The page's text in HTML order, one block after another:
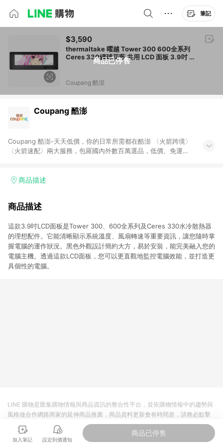
筆記
商品已停售
$3,590
thermaltake 曜越 Tower 300 600全系列
Ceres 330繡球花藍 共用 LCD 面板 3.9吋 黑
Coupang 酷澎
Coupang 酷澎
Coupang 酷澎-天天低價，你的日常所需都在酷澎 〈火箭跨境〉
〈火箭速配〉兩大服務，包羅國內外數百萬選品，低價、免運，
加入WOW會員告別湊免運，火箭速配、火箭跨境優質選品不限金
商品描述
商品描述
這款3.9吋LCD面板是Tower 300、600全系列及Ceres 330水冷散熱器
的理想配件。它能清晰顯示系統溫度、風扇轉速等重要資訊，讓您隨時掌
握電腦的運作狀況。黑色外觀設計簡約大方，易於安裝，能完美融入您的
電腦主機。透過這款LCD面板，您可以更直觀地監控電腦效能，並打造更
具個性的電腦。
加入筆記 設定到價通知
商品已停售
LINE 購物是匯集購物情報與商品資訊的整合性平台，並依購物情報中的趨勢與
風格做合作網路商家的延伸商品推薦，商品資料更新會有時間差，請務必點擊
商品至各合作網路商家，確認現售價與購物條件，一切資訊以合作廠商網頁為
準。